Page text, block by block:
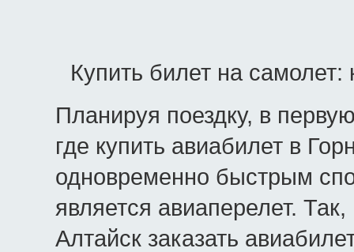
Купить билет на самолет:
Планируя поездку, в
где купить авиабилет в
одновременно быстрым
является авиаперелет.
Алтайск заказать